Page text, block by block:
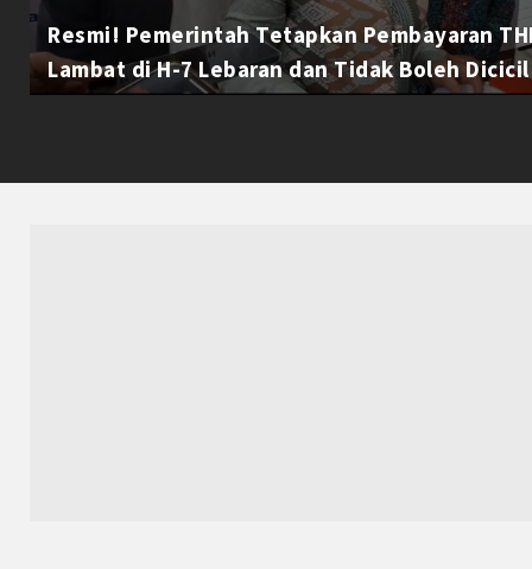
Resmi! Pemerintah Tetapkan Pembayaran
Lambat di H-7 Lebaran dan Tidak Boleh Dicicil